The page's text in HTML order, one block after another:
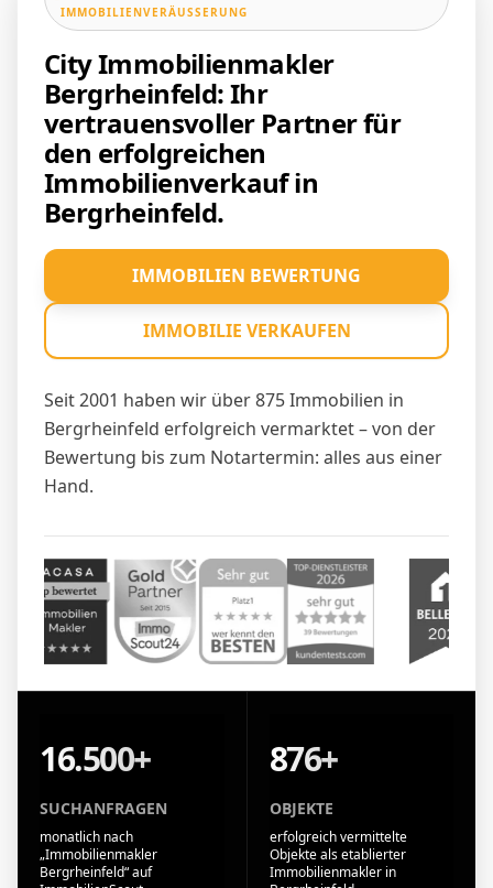
IMMOBILIENVERÄUSSERUNG
City Immobilienmakler
Bergrheinfeld: Ihr
vertrauensvoller Partner für
den erfolgreichen
Immobilienverkauf in
Bergrheinfeld.
Seit 2001 haben wir über 875 Immobilien in
Bergrheinfeld erfolgreich vermarktet – von der
Bewertung bis zum Notartermin: alles aus einer
Hand.
IMMOBILIEN BEWERTUNG
IMMOBILIE VERKAUFEN
16.500+
SUCHANFRAGEN
monatlich nach
„Immobilienmakler
Bergrheinfeld“ auf
876+
OBJEKTE
erfolgreich vermittelte
Objekte als etablierter
Immobilienmakler in